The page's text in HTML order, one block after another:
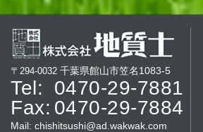
〒294-0032 千葉県館山市笠名1083-5
Tel:
0470-29-7881
Fax: 0470-29-7884
Mail: chishitsushi@ad.wakwak.com